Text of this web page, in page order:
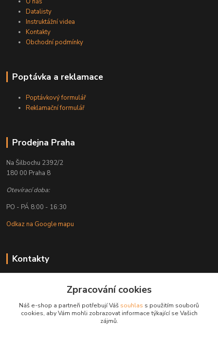
Datalisty
Instruktážní videa
Kontakty
Obchodní podmínky
Poptávka a reklamace
Poptávkový formulář
Reklamační formulář
Prodejna Praha
Na Šilbochu 2392/2
180 00 Praha 8
Otevírací doba:
PO - PÁ 8:00 - 16:30
Odkaz na Google mapu
Kontakty
+ 420 608 777 028
obchod@golemreklama.cz
Zpracování cookies
Náš e-shop a partneři potřebují Váš souhlas s použitím souborů
cookies, aby Vám mohli zobrazovat informace týkající se Vašich
zájmů.